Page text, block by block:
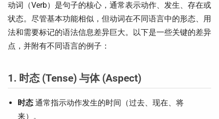
动词（Verb）是句子的核心，通常表示动作、发生、存在或
状态。尽管基本功能相似，但动词在不同语言中的形态、用
法和需要标记的语法信息差异巨大。以下是一些关键的差异
点，并附有不同语言的例子：
1. 时态 (Tense) 与体 (Aspect)
时态 通常指示动作发生的时间（过去、现在、将
来）。